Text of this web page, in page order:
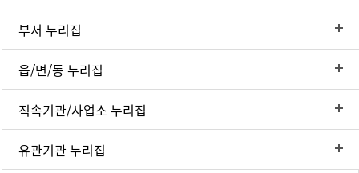
부서 누리집
읍/면/동 누리집
직속기관/사업소 누리집
유관기관 누리집